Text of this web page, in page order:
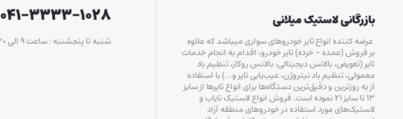
بازرگانی لاستیک میلانی
عرضه کننده انواع تایر خودروهای سواری میباشد که علاوه
بر فروش (عمده – خرده‌) تایر خودرو، اقدام به انجام خدمات
تایر (تعویض، بالانس دیجیتالی، بالانس روکار، تنظیم باد
معمولی، تنظیم باد نیتروژن، عیب‌یابی تایر و…) با استفاده
از به روزترین و دقیق‌ترین دستگاه‌ها برای انواع تایرها از سایز
۱۳ تا سایز ۲۱ نموده است. فروش انواع لاستیک‌ نایاب و
لاستیک‌های مورد استفاده در خودروهای منطقه آزاد
۰۴۱-۳۳۳۳-۱۰۲۸
شنبه تا پنجشنبه : ساعت ۹ الی ۲۰